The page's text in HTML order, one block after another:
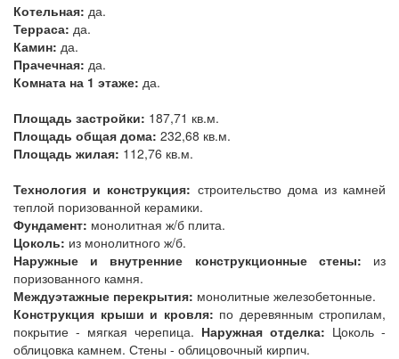
Котельная: да.
Терраса: да.
Камин: да.
Прачечная: да.
Комната на 1 этаже: да.
Площадь застройки: 187,71 кв.м.
Площадь общая дома: 232,68 кв.м.
Площадь жилая: 112,76 кв.м.
Технология и конструкция: строительство дома из камней
теплой поризованной керамики.
Фундамент: монолитная ж/б плита.
Цоколь: из монолитного ж/б.
Наружные и внутренние конструкционные стены: из
поризованного камня.
Междуэтажные перекрытия: монолитные железобетонные.
Конструкция крыши и кровля: по деревянным стропилам,
покрытие - мягкая черепица. Наружная отделка: Цоколь -
облицовка камнем. Стены - облицовочный кирпич.